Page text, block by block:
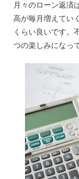
月々のローン返済
高が毎月増えてい
くらい良いです。
つの楽しみになっ